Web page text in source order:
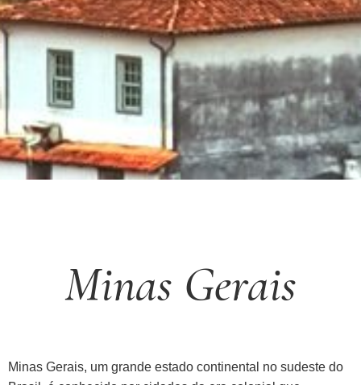
Minas Gerais
Minas Gerais, um grande estado continental no sudeste do